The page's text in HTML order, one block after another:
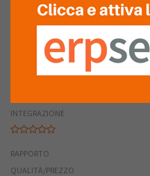
GRAFICA
COMPLETEZZA
INTEGRAZIONE
RAPPORTO
QUALITÀ/PREZZO